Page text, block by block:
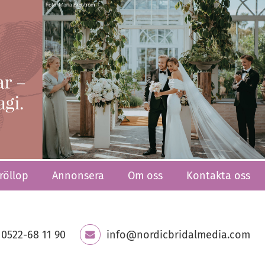
Annonsera Om oss Kontakta oss
0522-68 11 90 info@nordicbridalmedia.com